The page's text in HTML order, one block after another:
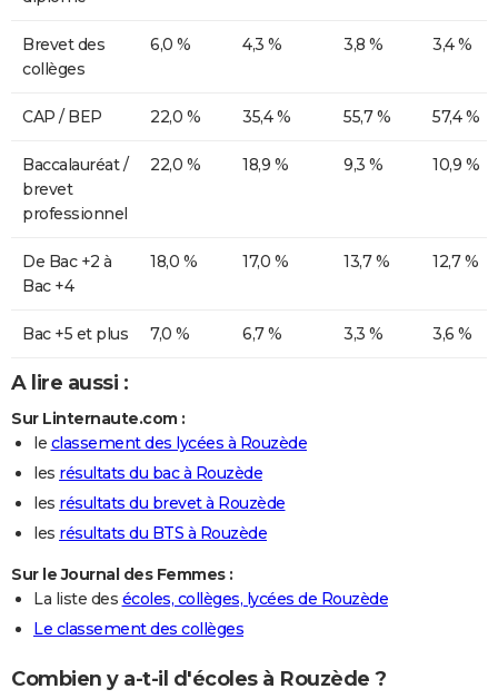
Brevet des
collèges
6,0 % 4,3 % 3,8 % 3,4 %
CAP / BEP 22,0 % 35,4 % 55,7 % 57,4 %
Baccalauréat /
brevet
professionnel
22,0 % 18,9 % 9,3 % 10,9 %
De Bac +2 à
Bac +4
18,0 % 17,0 % 13,7 % 12,7 %
Bac +5 et plus 7,0 % 6,7 % 3,3 % 3,6 %
A lire aussi :
Sur Linternaute.com :
le classement des lycées à Rouzède
les résultats du bac à Rouzède
les résultats du brevet à Rouzède
les résultats du BTS à Rouzède
Sur le Journal des Femmes :
La liste des écoles, collèges, lycées de Rouzède
Le classement des collèges
Combien y a-t-il d'écoles à Rouzède ?